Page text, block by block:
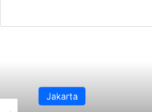
k
Jakarta